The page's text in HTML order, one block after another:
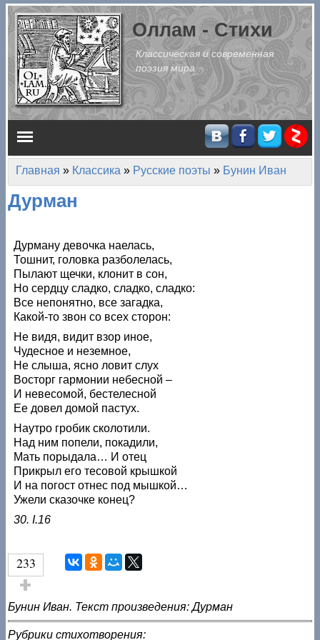
Перейти к основному содержанию
Оллам - Стихи
Классическая и современная
поэзия мира
Главное меню
Вы здесь
Главная » Классика » Русские поэты » Бунин Иван
Дурман
Дурману девочка наелась,
Тошнит, головка разболелась,
Пылают щечки, клонит в сон,
Но сердцу сладко, сладко, сладко:
Все непонятно, все загадка,
Какой-то звон со всех сторон:
Не видя, видит взор иное,
Чудесное и неземное,
Не слыша, ясно ловит слух
Восторг гармонии небесной –
И невесомой, бестелесной
Ее довел домой пастух.
Наутро гробик сколотили.
Над ним попели, покадили,
Мать порыдала… И отец
Прикрыл его тесовой крышкой
И на погост отнес под мышкой…
Ужели сказочке конец?
30. I.16
233
Голос за!
Бунин Иван. Текст произведения: Дурман
Рубрики стихотворения: